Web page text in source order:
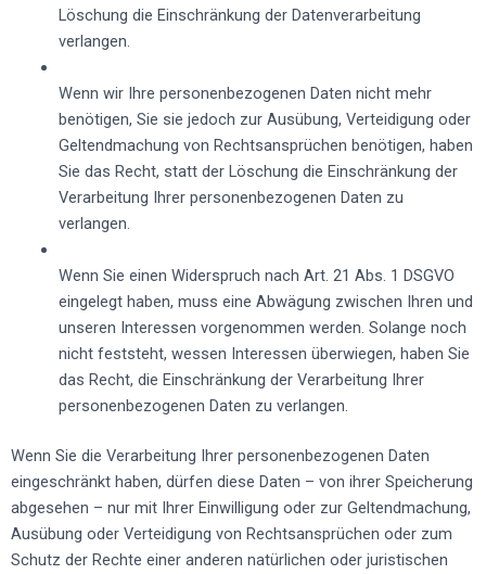
Löschung die Einschränkung der Datenverarbeitung
verlangen.
Wenn wir Ihre personenbezogenen Daten nicht mehr
benötigen, Sie sie jedoch zur Ausübung, Verteidigung oder
Geltendmachung von Rechtsansprüchen benötigen, haben
Sie das Recht, statt der Löschung die Einschränkung der
Verarbeitung Ihrer personenbezogenen Daten zu
verlangen.
Wenn Sie einen Widerspruch nach Art. 21 Abs. 1 DSGVO
eingelegt haben, muss eine Abwägung zwischen Ihren und
unseren Interessen vorgenommen werden. Solange noch
nicht feststeht, wessen Interessen überwiegen, haben Sie
das Recht, die Einschränkung der Verarbeitung Ihrer
personenbezogenen Daten zu verlangen.
Wenn Sie die Verarbeitung Ihrer personenbezogenen Daten
eingeschränkt haben, dürfen diese Daten – von ihrer Speicherung
abgesehen – nur mit Ihrer Einwilligung oder zur Geltendmachung,
Ausübung oder Verteidigung von Rechtsansprüchen oder zum
Schutz der Rechte einer anderen natürlichen oder juristischen